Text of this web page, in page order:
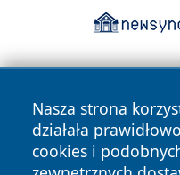
Nasza strona
działała
cookies i